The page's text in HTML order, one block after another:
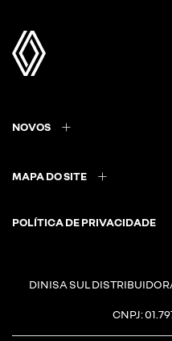
NOVOS
MAPA DO SITE
POLÍTICA DE PRIVACIDADE
DINISA SUL
CNPJ: